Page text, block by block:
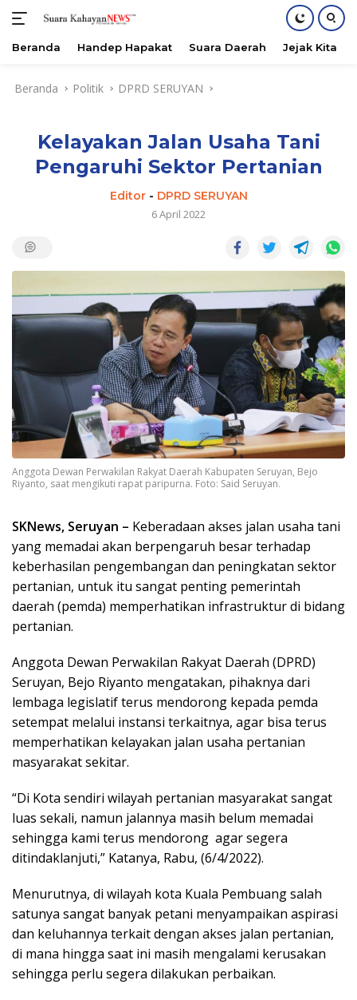
Beranda Handep Hapakat Suara Daerah Jejak Kita
Beranda Politik DPRD SERUYAN
Kelayakan Jalan Usaha Tani
Pengaruhi Sektor Pertanian
Editor- DPRD SERUYAN
6 April 2022
Anggota Dewan Perwakilan Rakyat Daerah Kabupaten Seruyan, Bejo
Riyanto, saat mengikuti rapat paripurna. Foto: Said Seruyan.
SKNews, Seruyan – Keberadaan akses jalan usaha tani
yang memadai akan berpengaruh besar terhadap
keberhasilan pengembangan dan peningkatan sektor
pertanian, untuk itu sangat penting pemerintah
daerah (pemda) memperhatikan infrastruktur di bidang
pertanian.
Anggota Dewan Perwakilan Rakyat Daerah (DPRD)
Seruyan, Bejo Riyanto mengatakan, pihaknya dari
lembaga legislatif terus mendorong kepada pemda
setempat melalui instansi terkaitnya, agar bisa terus
memperhatikan kelayakan jalan usaha pertanian
masyarakat sekitar.
“Di Kota sendiri wilayah pertanian masyarakat sangat
luas sekali, namun jalannya masih belum memadai
sehingga kami terus mendorong agar segera
ditindaklanjuti,” Katanya, Rabu, (6/4/2022).
Menurutnya, di wilayah kota Kuala Pembuang salah
satunya sangat banyak petani menyampaikan aspirasi
dan keluhannya terkait dengan akses jalan pertanian,
di mana hingga saat ini masih mengalami kerusakan
sehingga perlu segera dilakukan perbaikan.